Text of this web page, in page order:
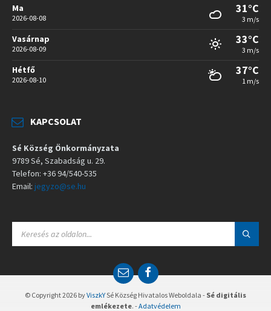
Ma
2026-08-08
31°C
3 m/s
Vasárnap
2026-08-09
33°C
3 m/s
Hétfő
2026-08-10
37°C
1 m/s
KAPCSOLAT
Sé Község Önkormányzata
9789 Sé, Szabadság u. 29.
Telefon: +36 94/540-535
Email: jegyzo@se.hu
A
E
m
a
i
F
a
c
e
© Copyright 2026 byViszkYSé Község Hivatalos Weboldala - Sé digitális
emlékezete. -Adatvédelem